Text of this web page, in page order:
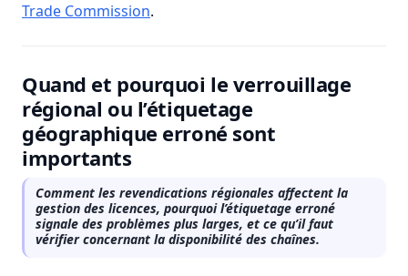
Trade Commission.
Quand et pourquoi le verrouillage
régional ou l’étiquetage
géographique erroné sont
importants
Comment les revendications régionales affectent la
gestion des licences, pourquoi l’étiquetage erroné
signale des problèmes plus larges, et ce qu’il faut
vérifier concernant la disponibilité des chaînes.